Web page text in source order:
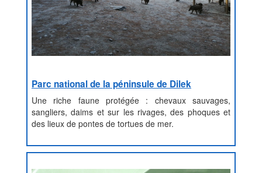
Parc national de la péninsule de Dilek
Une riche faune protégée : chevaux sauvages,
sangliers, daims et sur les rivages, des phoques et
des lieux de pontes de tortues de mer.